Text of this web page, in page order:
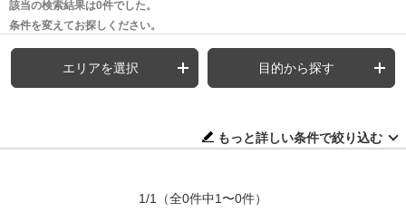
該当の検索結果は0件でした。
条件を変えてお探しください。
エリアを選択 目的から探す
もっと詳しい条件で絞り込む
1/1 （全0件中1〜0件）